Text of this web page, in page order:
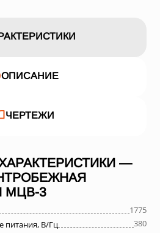
ОПИСАНИЕ
ЧЕРТЕЖИ
—
МЦВ-3
1775
питания, В/Гц
380